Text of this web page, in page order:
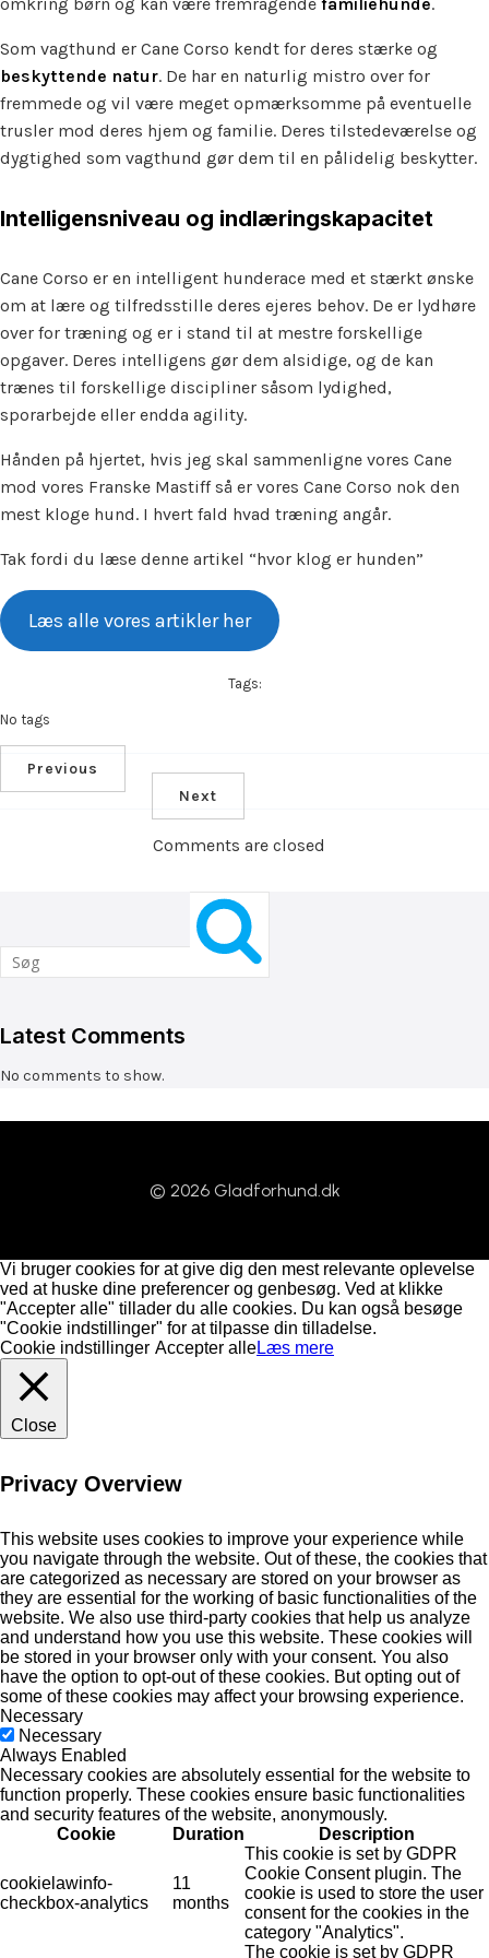
Som vagthund er Cane Corso kendt for deres stærke og
beskyttende natur. De har en naturlig mistro over for
fremmede og vil være meget opmærksomme på eventuelle
trusler mod deres hjem og familie. Deres tilstedeværelse og
dygtighed som vagthund gør dem til en pålidelig beskytter.
Intelligensniveau og indlæringskapacitet
Cane Corso er en intelligent hunderace med et stærkt ønske
om at lære og tilfredsstille deres ejeres behov. De er lydhøre
over for træning og er i stand til at mestre forskellige
opgaver. Deres intelligens gør dem alsidige, og de kan
trænes til forskellige discipliner såsom lydighed,
sporarbejde eller endda agility.
Hånden på hjertet, hvis jeg skal sammenligne vores Cane
mod vores Franske Mastiff så er vores Cane Corso nok den
mest kloge hund. I hvert fald hvad træning angår.
Tak fordi du læse denne artikel “hvor klog er hunden”
Læs alle vores artikler her
Tags:
No tags
Previous
Next
Comments are closed
Latest Comments
No comments to show.
© 2026 Gladforhund.dk
Vi bruger cookies for at give dig den mest relevante oplevelse
ved at huske dine preferencer og genbesøg. Ved at klikke
"Accepter alle" tillader du alle cookies. Du kan også besøge
"Cookie indstillinger" for at tilpasse din tilladelse.
Cookie indstillinger Accepter alleLæs mere
Close
Privacy Overview
This website uses cookies to improve your experience while
you navigate through the website. Out of these, the cookies that
are categorized as necessary are stored on your browser as
they are essential for the working of basic functionalities of the
website. We also use third-party cookies that help us analyze
and understand how you use this website. These cookies will
be stored in your browser only with your consent. You also
have the option to opt-out of these cookies. But opting out of
some of these cookies may affect your browsing experience.
Necessary
Necessary
Always Enabled
Necessary cookies are absolutely essential for the website to
function properly. These cookies ensure basic functionalities
and security features of the website, anonymously.
Cookie
Duration Description
cookielawinfo-
checkbox-analytics
11
months
This cookie is set by GDPR
Cookie Consent plugin. The
cookie is used to store the user
consent for the cookies in the
category "Analytics".
The cookie is set by GDPR